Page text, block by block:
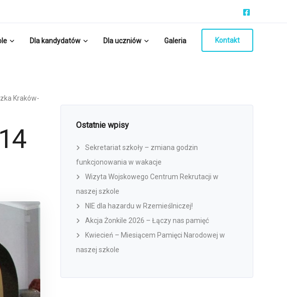
Dla kandydatów Dla uczniów Galeria Kontakt
Kraków-
Ostatnie wpisy
Sekretariat szkoły – zmiana godzin
funkcjonowania w wakacje
Wizyta Wojskowego Centrum Rekrutacji w
naszej szkole
NIE dla hazardu w Rzemieślniczej!
Akcja Żonkile 2026 – Łączy nas pamięć
Kwiecień – Miesiącem Pamięci Narodowej w
naszej szkole